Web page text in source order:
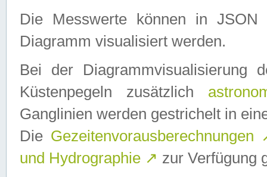
Die Messwerte können in
Diagramm visualisiert werden.
Bei der Diagrammvisualisierung
Küstenpegeln zusätzlich
Ganglinien werden gestrichelt in
Die Gezeitenvorausberechnungen
und Hydrographie ↗ zur Verfügung